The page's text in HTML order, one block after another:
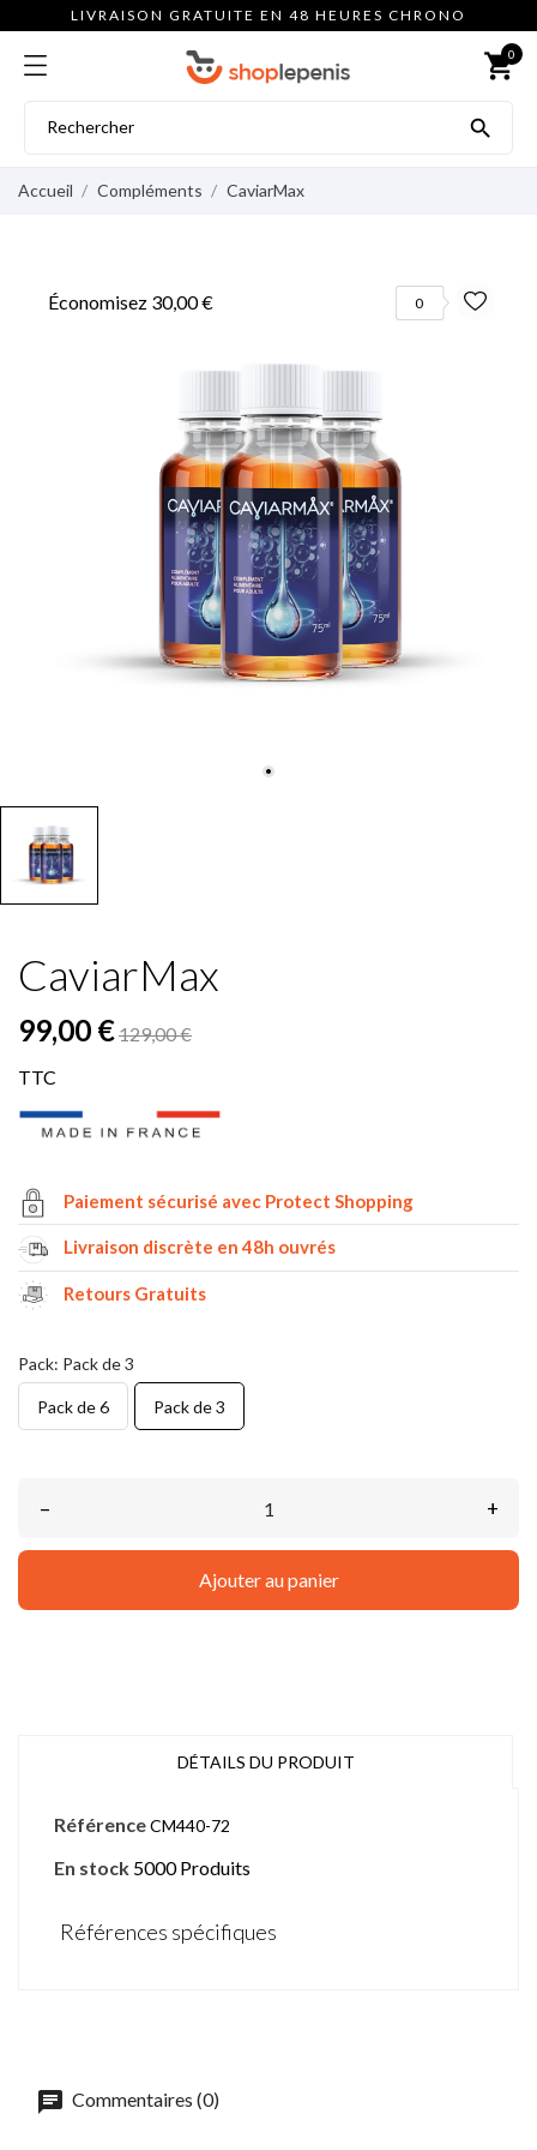
LIVRAISON GRATUITE EN 48 HEURES CHRONO
shopping_cart
0

Accueil Compléments CaviarMax
Économisez 30,00 € 0
CaviarMax
99,00 €129,00 €
TTC
Paiement sécurisé avec Protect Shopping
Livraison discrète en 48h ouvrés
Retours Gratuits
Pack: Pack de 3
Pack de 6 Pack de 3
– +
Ajouter au panier
DÉTAILS DU PRODUIT
RéférenceCM440-72
En stock 5000 Produits
Références spécifiques
Commentaires (0)